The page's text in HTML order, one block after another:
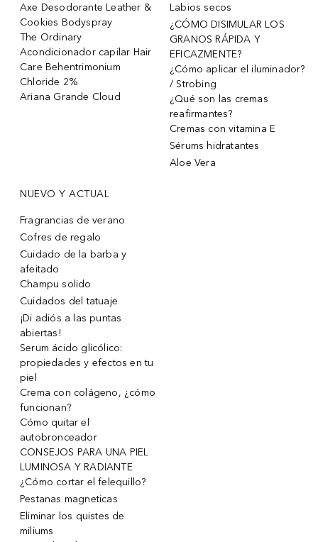
Axe Desodorante Leather &
Cookies Bodyspray
The Ordinary
Acondicionador capilar Hair
Care Behentrimonium
Chloride 2%
Ariana Grande Cloud
Labios secos
¿CÓMO DISIMULAR LOS
GRANOS RÁPIDA Y
EFICAZMENTE?
¿Cómo aplicar el iluminador?
/ Strobing
¿Qué son las cremas
reafirmantes?
Cremas con vitamina E
Sérums hidratantes
Aloe Vera
NUEVO Y ACTUAL
Fragrancias de verano
Cofres de regalo
Cuidado de la barba y
afeitado
Champu solido
Cuidados del tatuaje
¡Di adiós a las puntas
abiertas!
Serum ácido glicólico:
propiedades y efectos en tu
piel
Crema con colágeno, ¿cómo
funcionan?
Cómo quitar el
autobronceador
CONSEJOS PARA UNA PIEL
LUMINOSA Y RADIANTE
¿Cómo cortar el felequillo?
Pestanas magneticas
Eliminar los quistes de
miliums